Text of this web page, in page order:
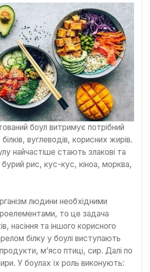
боул витримує потрібний
вуглеводів, корисних жирів.
найчастіше стають злакові та
рис, кус-кус, кіноа, морква,
людини необхідними
то це задача
насіння та іншого корисного
білку у боулі виступають
м’ясо птиці, сир. Далі по
У боулах їх роль виконують: